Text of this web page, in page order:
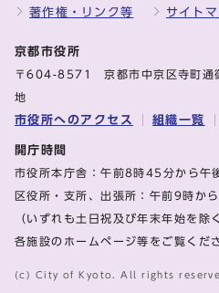
著作権・リンク等 サイト
京都市役所
〒604-8571 京都市中京区寺町通
地
市役所へのアクセス 組織一覧
開庁時間
市役所本庁舎：午前8時45分から
区役所・支所、出張所：午前9時か
（いずれも土日祝及び年末年始を除
各施設のホームページ等をご覧くだ
(c) City of Kyoto. All rights